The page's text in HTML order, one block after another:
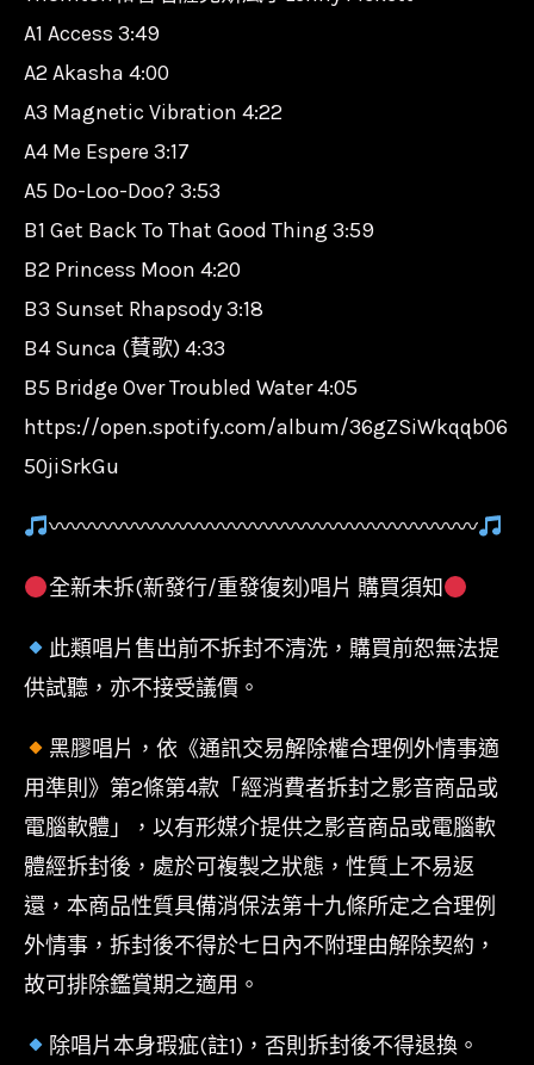
A1 Access 3:49
A2 Akasha 4:00
A3 Magnetic Vibration 4:22
A4 Me Espere 3:17
A5 Do-Loo-Doo? 3:53
B1 Get Back To That Good Thing 3:59
B2 Princess Moon 4:20
B3 Sunset Rhapsody 3:18
B4 Sunca (賛歌) 4:33
B5 Bridge Over Troubled Water 4:05
https://open.spotify.com/album/36gZSiWkqqb06
50jiSrkGu
〰〰〰〰〰〰〰〰〰〰〰〰〰〰〰〰〰〰〰〰
全新未拆(新發行/重發復刻)唱片 購買須知
此類唱片售出前不拆封不清洗，購買前恕無法提
供試聽，亦不接受議價。
黑膠唱片，依《通訊交易解除權合理例外情事適
用準則》第2條第4款「經消費者拆封之影音商品或
電腦軟體」，以有形媒介提供之影音商品或電腦軟
體經拆封後，處於可複製之狀態，性質上不易返
還，本商品性質具備消保法第十九條所定之合理例
外情事，拆封後不得於七日內不附理由解除契約，
故可排除鑑賞期之適用。
除唱片本身瑕疵(註1)，否則拆封後不得退換。